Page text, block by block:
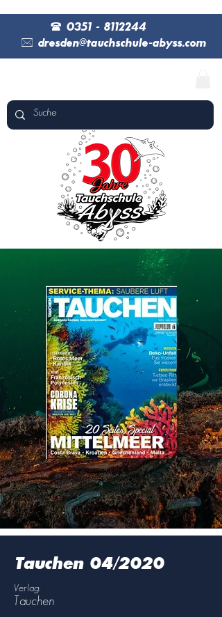
( 0351 - 8112244
* dresden@tauchschule-abyss.com
Tauchen 04/2020
Verlag:
Tauchen